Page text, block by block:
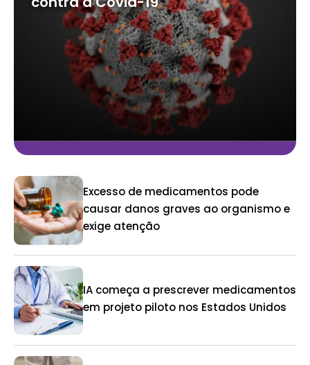
Excesso de medicamentos pode
causar danos graves ao organismo e
exige atenção
IA começa a prescrever medicamentos
em projeto piloto nos Estados Unidos